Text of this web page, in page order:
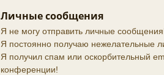
Личные сообщения
Я не могу отправить личные
Я постоянно получаю нежелательные
Я получил спам или оскорбительный
конференции!